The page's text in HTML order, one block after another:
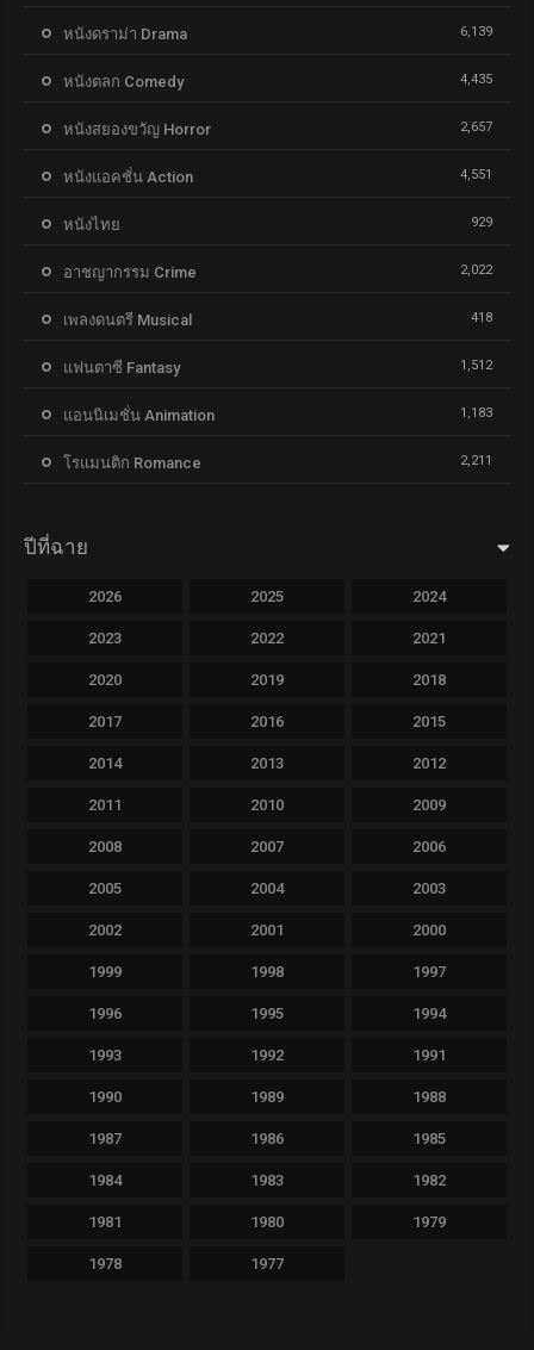
หนังดราม่า Drama 6,139
หนังตลก Comedy 4,435
หนังสยองขวัญ Horror 2,657
หนังแอคชั่น Action 4,551
หนังไทย 929
อาชญากรรม Crime 2,022
เพลงดนตรี Musical 418
แฟนตาซี Fantasy 1,512
แอนนิเมชั่น Animation 1,183
โรแมนติก Romance 2,211
ปีที่ฉาย
2026 2025 2024
2023 2022 2021
2020 2019 2018
2017 2016 2015
2014 2013 2012
2011 2010 2009
2008 2007 2006
2005 2004 2003
2002 2001 2000
1999 1998 1997
1996 1995 1994
1993 1992 1991
1990 1989 1988
1987 1986 1985
1984 1983 1982
1981 1980 1979
1978 1977